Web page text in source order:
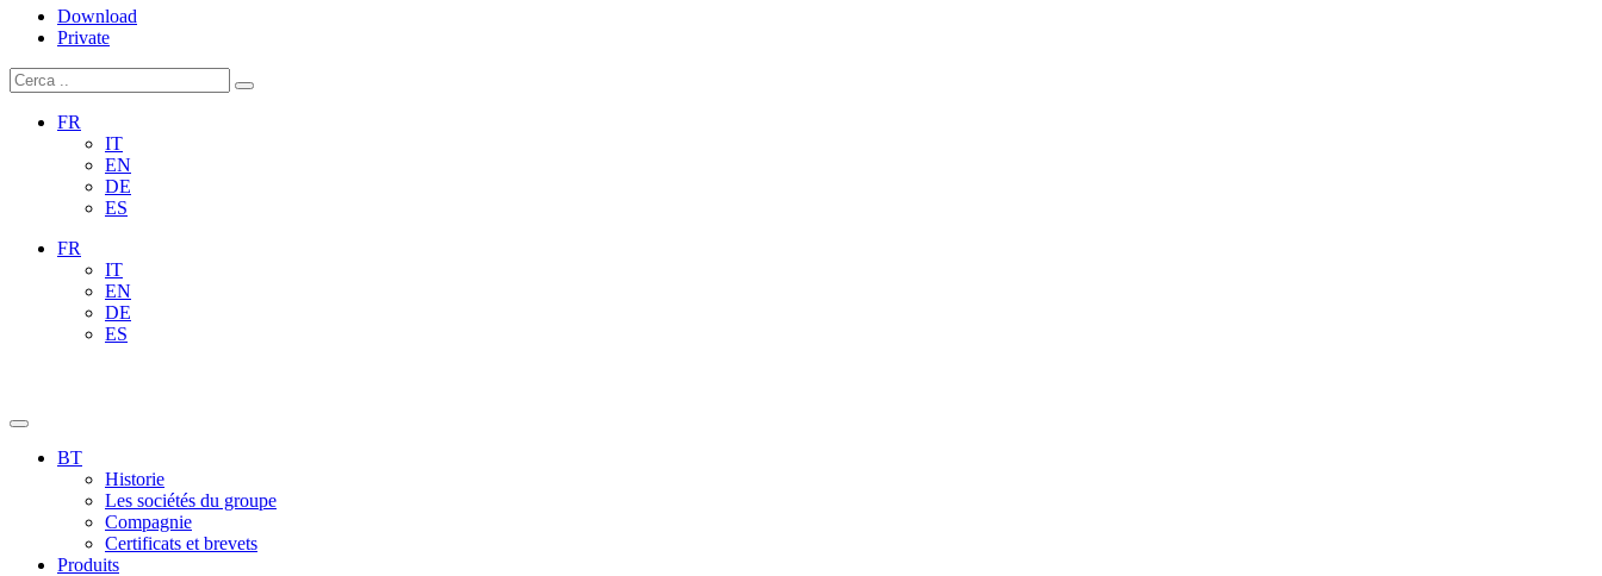
Download
Private
FR
IT
EN
DE
ES
FR
IT
EN
DE
ES
BT
Historie
Les sociétés du groupe
Compagnie
Certificats et brevets
Produits